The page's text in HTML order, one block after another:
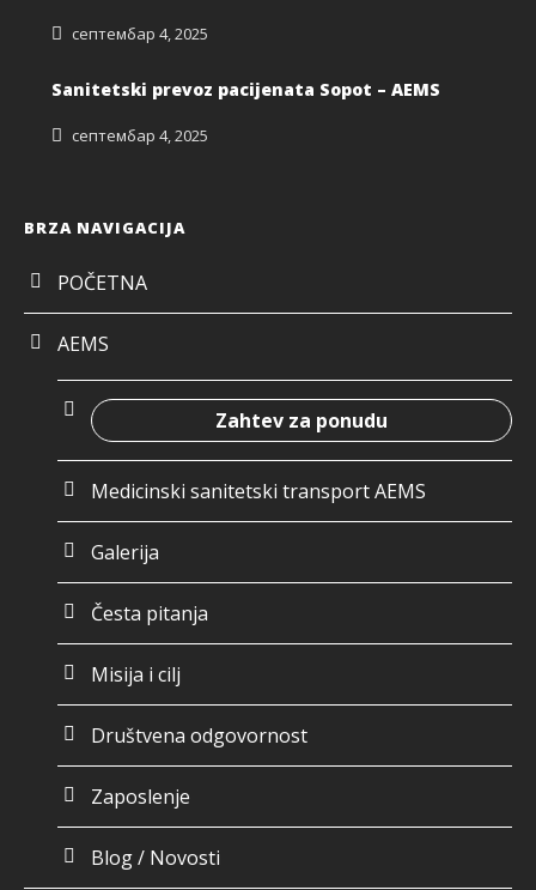
септембар 4, 2025
Sanitetski prevoz pacijenata Sopot – AEMS
септембар 4, 2025
BRZA NAVIGACIJA
POČETNA
AEMS
Zahtev za ponudu
Medicinski sanitetski transport AEMS
Galerija
Česta pitanja
Misija i cilj
Društvena odgovornost
Zaposlenje
Blog / Novosti